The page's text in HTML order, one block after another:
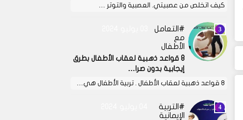
كيف اتخلص من عصبيتي. العصبية والتوتر …
التعامل
مع
الأطفال
8 قواعد ذهبية لعقاب الأطفال بطرق
إيجابية بدون صرا…
8 قواعد ذهبية لعقاب الأطفال . تربية الأطفال هي…
التربية
الإيمانية